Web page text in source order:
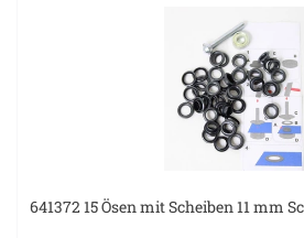
641372 15 Ösen mit Scheiben 11 mm